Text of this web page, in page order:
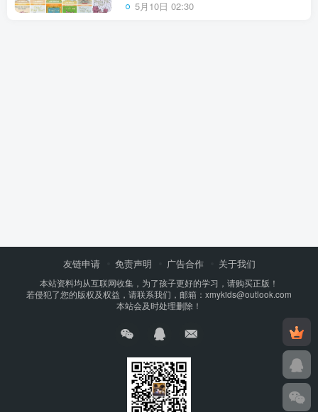
5月10日 02:30
友链申请 免责声明 广告合作 关于我们
本站资料均从互联网收集，为了孩子更好的学习，请购买正版！
若侵犯了您的版权及权益，请联系我们，邮箱：xmykids@outlook.com
本站会及时处理删除！